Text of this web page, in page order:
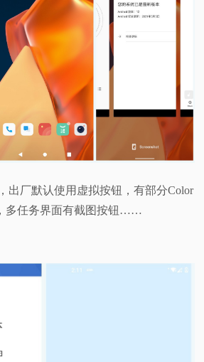
出厂默认使用虚拟按钮，有部分Color
多任务界面有截图按钮……